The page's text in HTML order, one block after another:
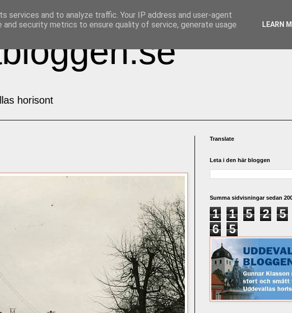
horisont
Translate
Leta i den här bloggen
Summa sidvisningar sedan
1 1 5 2 5
6
5
services and to analyze traffic. Your IP address and user-agent
security metrics to ensure quality of service, generate usage
LEARN